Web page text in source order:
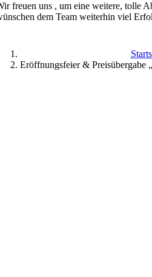
freuen uns , um eine weitere, tolle
dem Team weiterhin viel
Eröffnungsfeier &